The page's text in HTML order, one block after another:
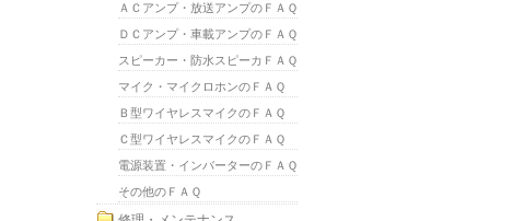
ＡＣアンプ・放送アンプのＦＡＱ
ＤＣアンプ・車載アンプのＦＡＱ
スピーカー・防水スピーカＦＡＱ
マイク・マイクロホンのＦＡＱ
Ｂ型ワイヤレスマイクのＦＡＱ
Ｃ型ワイヤレスマイクのＦＡＱ
電源装置・インバーターのＦＡＱ
その他のＦＡＱ